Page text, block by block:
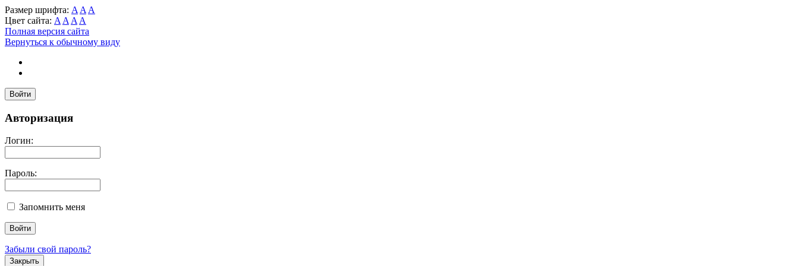
Размер шрифта: A A A
Цвет сайта: A A A A
Полная версия сайта
Вернуться к обычному виду
Войти
Авторизация
Логин:
Пароль:
Запомнить меня
Забыли свой пароль?
Закрыть